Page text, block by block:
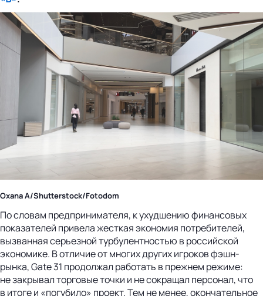
Oxana A/Shutterstock/Fotodom
По словам предпринимателя, к ухудшению финансовых
показателей привела жесткая экономия потребителей,
вызванная серьезной турбулентностью в российской
экономике. В отличие от многих других игроков фэшн-
рынка, Gate 31 продолжал работать в прежнем режиме:
не закрывал торговые точки и не сокращал персонал, что
в итоге и «погубило» проект. Тем не менее, окончательное